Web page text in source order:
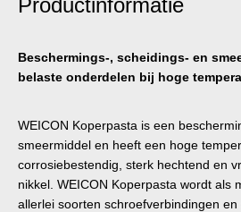
Beschermings-, scheidings- en
belaste onderdelen bij hoge
WEICON Koperpasta is een
smeermiddel en heeft een hoge
corrosiebestendig, sterk hechtend en
nikkel. WEICON Koperpasta wordt als
allerlei soorten schroefverbindingen